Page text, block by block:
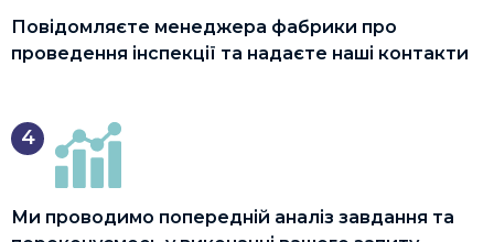
Повідомляєте менеджера фабрики про
проведення інспекції та надаєте наші контакти
4
Ми проводимо попередній аналіз завдання та